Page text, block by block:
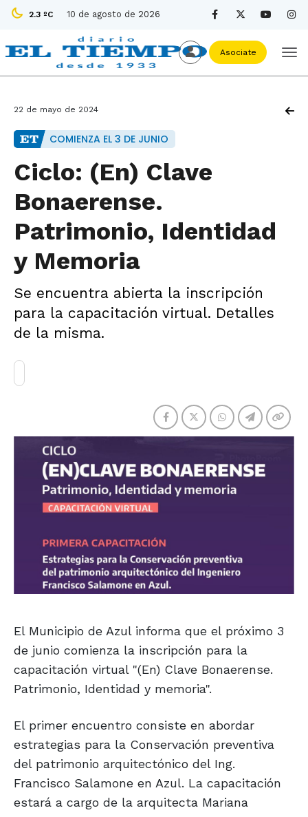
2.3 ºC 10 de agosto de 2026
Asociate
22 de mayo de 2024
COMIENZA EL 3 DE JUNIO
Ciclo: (En) Clave
Bonaerense.
Patrimonio, Identidad
y Memoria
Se encuentra abierta la inscripción
para la capacitación virtual. Detalles
de la misma.
El Municipio de Azul informa que el próximo 3
de junio comienza la inscripción para la
capacitación virtual "(En) Clave Bonaerense.
Patrimonio, Identidad y memoria".
El primer encuentro consiste en abordar
estrategias para la Conservación preventiva
del patrimonio arquitectónico del Ing.
Francisco Salamone en Azul. La capacitación
estará a cargo de la arquitecta Mariana